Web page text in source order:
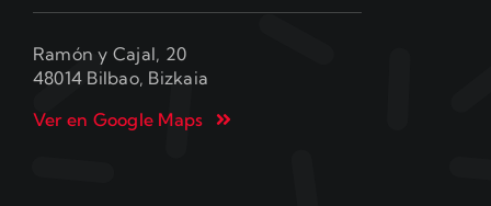
Ramón y Cajal, 20
48014 Bilbao, Bizkaia
Ver en Google Maps